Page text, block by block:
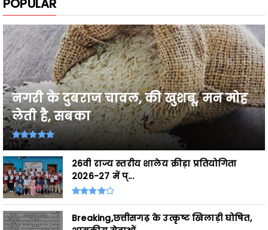
नगरी के दुबराज चावल, की खुशबू, मन मोह
लेती है, सबका
26वी राज्य स्तरीय शालेय क्रीड़ा प्रतियोगिता
2026-27 में प्...
Breaking,छत्तीसगढ़ के उत्कृष्ट खिलाड़ी घोषित,
शासकीय सेवाओं ...